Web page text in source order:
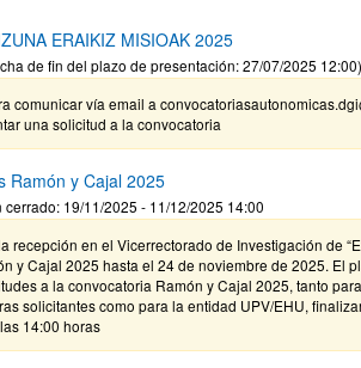
ERAIKIZ MISIOAK 2025
de fin del plazo de presentación: 27/07/2025 12:00)
comunicar vía email a
una solicitud a la convocatoria
Ramón y Cajal 2025
19/11/2025 - 11/12/2025 14:00
recepción en el Vicerrectorado de Investigación de
y Cajal 2025 hasta el 24 de noviembre de 2025. El
a la convocatoria Ramón y Cajal 2025, tanto
solicitantes como para la entidad UPV/EHU,
14:00 horas